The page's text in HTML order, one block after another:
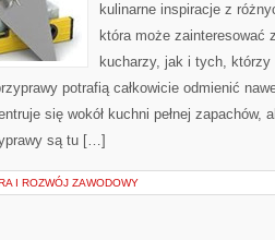
kulinarne inspiracje z
która może zainteresować
kucharzy, jak i tych, którzy
potrafią całkowicie odmienić
się wokół kuchni pełnej zapachów,
są tu […]
I ROZWÓJ ZAWODOWY